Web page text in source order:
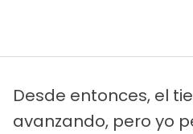
Desde entonces, el
avanzando, pero yo